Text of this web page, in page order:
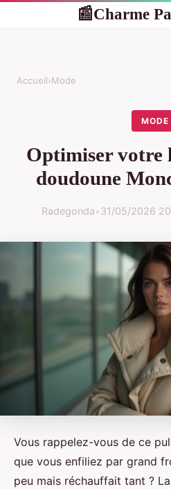
📰Charme
Accueil›Mode
MODE
Optimiser votre
doudoune
Radegonda•31/05/2026
Vous rappelez-vous de ce
que vous enfiliez par grand
peu mais réchauffait tant ? La